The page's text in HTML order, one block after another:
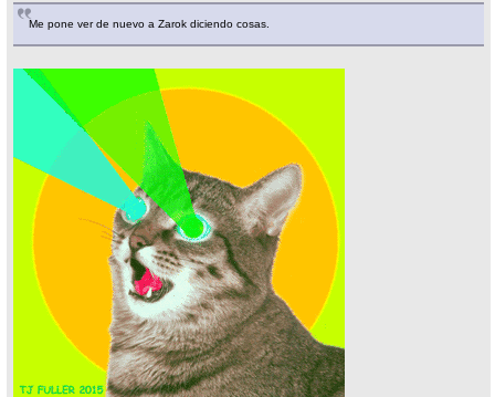
Me pone ver de nuevo a Zarok diciendo cosas.